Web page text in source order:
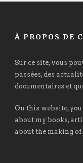
À PROPOS DE
Sur ce site, vous
passées, des
documentaires et
On this website,
about my books,
about the making of.